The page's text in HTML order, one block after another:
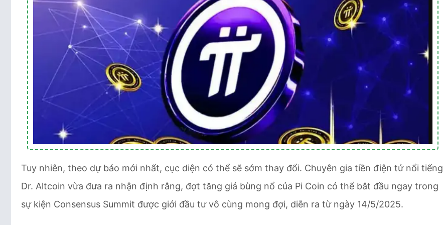
Tuy nhiên, theo dự báo mới nhất, cục diện có thể sẽ sớm thay đổi. Chuyên gia tiền điện tử nổi tiếng
Dr. Altcoin vừa đưa ra nhận định rằng, đợt tăng giá bùng nổ của Pi Coin có thể bắt đầu ngay trong
sự kiện Consensus Summit được giới đầu tư vô cùng mong đợi, diễn ra từ ngày 14/5/2025.